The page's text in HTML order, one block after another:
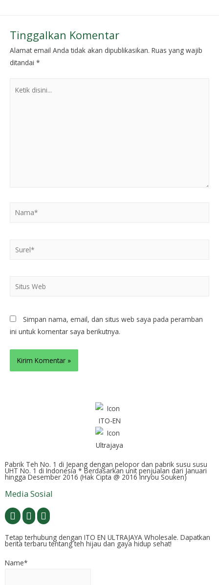
Tinggalkan Komentar
Alamat email Anda tidak akan dipublikasikan. Ruas yang wajib
ditandai *
Simpan nama, email, dan situs web saya pada peramban
ini untuk komentar saya berikutnya.
Pabrik Teh No. 1 di Jepang dengan pelopor dan pabrik susu susu
UHT No. 1 di Indonesia * Berdasarkan unit penjualan dari Januari
hingga Desember 2016 (Hak Cipta @ 2016 Inryou Souken)
Media Sosial
Tetap terhubung dengan ITO EN ULTRAJAYA Wholesale. Dapatkan
berita terbaru tentang teh hijau dan gaya hidup sehat!
Name*